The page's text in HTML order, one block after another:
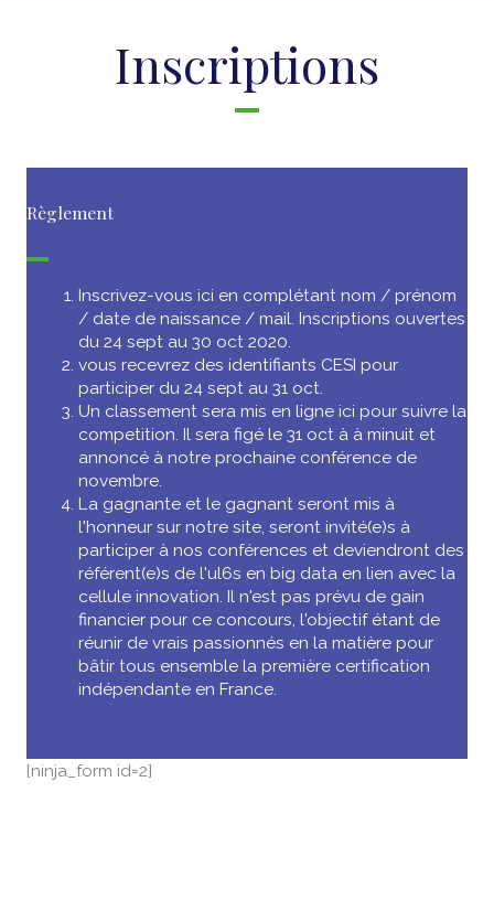
Inscriptions
Règlement
Inscrivez-vous ici en complétant nom / prénom
/ date de naissance / mail. Inscriptions ouvertes
du 24 sept au 30 oct 2020.
vous recevrez des identifiants CESI pour
participer du 24 sept au 31 oct.
Un classement sera mis en ligne ici pour suivre la
competition. Il sera figé le 31 oct à à minuit et
annoncé à notre prochaine conférence de
novembre.
La gagnante et le gagnant seront mis à
l'honneur sur notre site, seront invité(e)s à
participer à nos conférences et deviendront des
référent(e)s de l'ul6s en big data en lien avec la
cellule innovation. Il n'est pas prévu de gain
financier pour ce concours, l'objectif étant de
réunir de vrais passionnés en la matière pour
bâtir tous ensemble la première certification
indépendante en France.
[ninja_form id=2]